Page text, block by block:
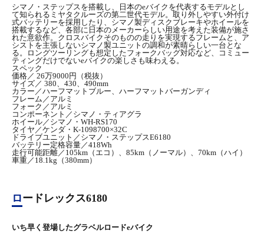
シマノ・ステップスを搭載し、日本のeバイクを代表するモデルとし
て知られるミヤタクルーズの第二世代モデル。取り外しやすい外付け
式バッテリーを採用したり、シマノ製ディスクブレーキやホイールを
搭載するなど、各部に日本のメーカーらしい用途を考えた装備が施さ
れた意欲作。クロスバイクそのものの走りを実現するフレームと、ア
シストを主張しないシマノ製ユニットの調和が素晴らしい一台とな
る。ロングツーリングも想定したフォークバッグ対応など、コミュー
ティングだけでないeバイクの楽しさも味わえる。
スペック
価格／ 26万9000円（税抜）
サイズ／ 380、430、490mm
カラー／ハーフマットブルー、ハーフマットバーガンディ
フレーム／アルミ
フォーク／アルミ
コンポーネント／シマノ・ティアグラ
ホイール／シマノ・WH-RS170
タイヤ／ケンダ・K-1098700×32C
ドライブユニット／シマノ・ステップスE6180
バッテリー定格容量／418Wh
走行可能距離／105km（エコ）、85km（ノーマル）、70km（ハイ）
車重／18.1kg（380mm）
ロードレックス6180
いち早く登場したグラベルロードeバイク